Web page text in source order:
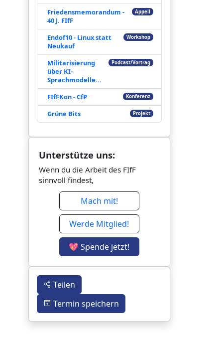
Friedensmemorandum -
40 J. FIfF
Appell
Endof10 - Linux statt
Neukauf
Workshop
Militarisierung
über KI-
Sprachmodelle...
Podcast/Vortrag
FIfFKon - CfP Konferenz
Grüne Bits Projekt
Unterstütze uns:
Wenn du die Arbeit des FIfF
sinnvoll findest,
Mach mit!
Werde Mitglied!
💖 Spende jetzt!
Teilen
Termin speichern